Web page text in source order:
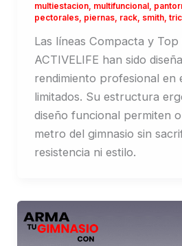
multiestacion, multifuncional ,
pectorales, piernas, rack, smith,
Las líneas Compacta y
ACTIVELIFE han sido
rendimiento profesional en
limitados. Su estructura
diseño funcional permiten
metro del gimnasio sin
resistencia ni estilo.